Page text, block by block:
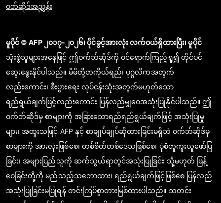
ဝဘ်ဆိုဒ်အညွှန်း
မူပိုင် © AFP ၂၀၁၇-၂၀၂၆၊ ပိုင်ခွင့်အားလုံး လက်ဝယ်ရှိထားပြီး၊ မူပိုင်
သုံးစွဲသူများအနေဖြင့် ဤဝက်ဘ်ဆိုဒ်ကို ဝင်ရောက်ကြည့်ရှု၍ တိုင်ပင်
ဆွေးနွေးနိုင်ပါသည်။ မိမိတို့တကိုယ်ရည်၊ ပုဂ္ဂလိကအတွက်
လည်းကောင်း၊ စီးပွားရေး လုပ်ငန်းသုံးအတွက်မဟုတ်သော
ရည်ရွယ်ချက်ဖြင့်လည်းကောင်း ပြန်လည်မျှဝေအသုံးပြုနိုင်ပါသည်။ ဤ
ဝက်ဘ်ဆိုဒ်မှ စာများကို အခြားသောရည်ရည်ရွယ်ချက်ဖြင့် အသုံးပြုမှု
များ၊ အထူးသဖြင့် AFP နှင့် စာချုပ်ချုပ်ဆိုထားခြင်းမရှိဘဲ ဝက်ဘ်ဆိုဒ်မှ
စာများကို အားလုံးဖြစ်စေ၊ တစ်စိတ်တစ်ဒေသဖြစ်စေ၊ ပုံစံတူကူးယူဖော်ပြ
ခြင်း၊ အများပြည်သူကို ဆက်သွယ်ရာတွင်အသုံးပြုခြင်း သို့မဟုတ် ဖြန့်
ဝေခြင်းတို့ကို မည်သည့်သဘောထား၊ ရည်ရွယ်ချက်ဖြင့်ဖြစ်စေ ပြန်လည်
အသုံးပြုခြင်းမပြုရန် တင်းကြပ်စွာတားမြစ်ထားပါသည်။ သတင်း